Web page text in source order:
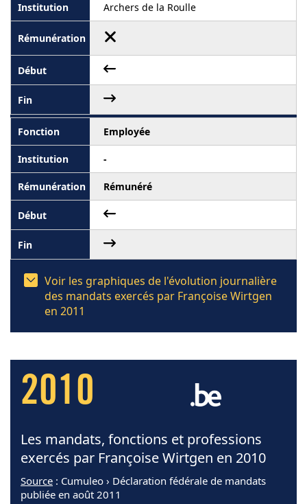
Archers de la Roulle
Employée
-
Rémunéré
Voir les graphiques de l'évolution journalière
des mandats exercés par Françoise Wirtgen
en 2011
2010
Les mandats, fonctions et professions
exercés par Françoise Wirtgen en 2010
Source : Cumuleo › Déclaration fédérale de mandats
publiée en août 2011